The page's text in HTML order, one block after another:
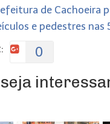
de Cachoeira
e pedestres nas
0